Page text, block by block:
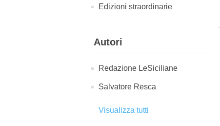
Edizioni straordinarie
Autori
Redazione LeSiciliane
Salvatore Resca
Visualizza tutti